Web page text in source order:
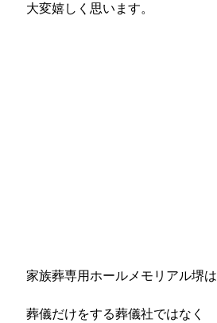
大変嬉しく思います。
家族葬専用ホールメモリアル堺は
葬儀だけをする葬儀社ではなく